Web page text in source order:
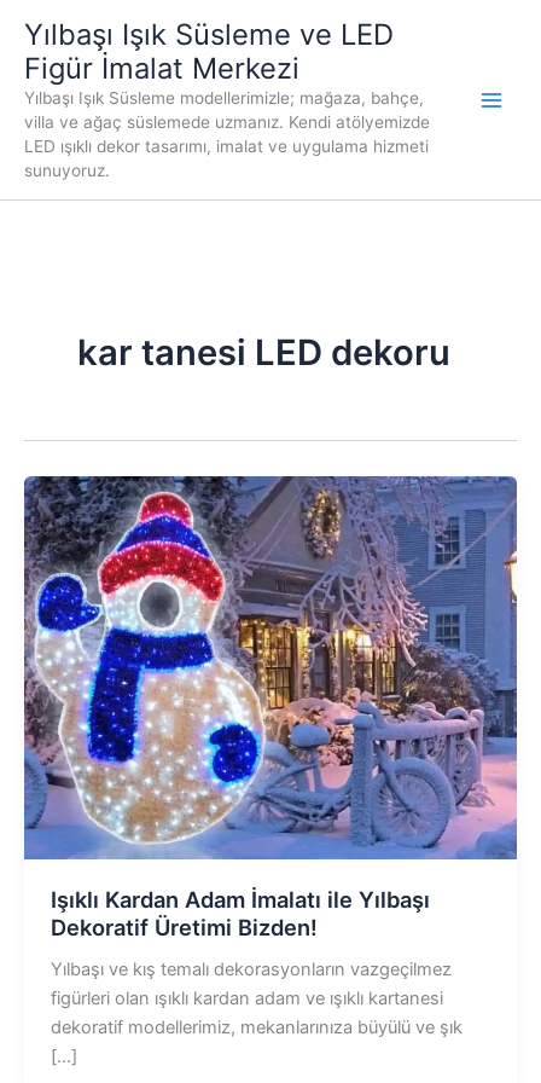
Yılbaşı Işık Süsleme ve LED
Figür İmalat Merkezi
Yılbaşı Işık Süsleme modellerimizle; mağaza, bahçe,
villa ve ağaç süslemede uzmanız. Kendi atölyemizde
LED ışıklı dekor tasarımı, imalat ve uygulama hizmeti
sunuyoruz.
kar tanesi LED dekoru
Işıklı Kardan Adam İmalatı ile Yılbaşı
Dekoratif Üretimi Bizden!
Yılbaşı ve kış temalı dekorasyonların vazgeçilmez
figürleri olan ışıklı kardan adam ve ışıklı kartanesi
dekoratif modellerimiz, mekanlarınıza büyülü ve şık
[…]